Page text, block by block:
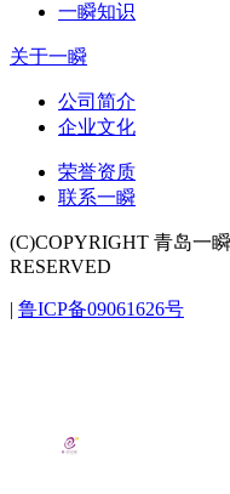
一瞬知识
关于一瞬
公司简介
企业文化
荣誉资质
联系一瞬
(C)COPYRIGHT 青岛一
RESERVED
| 鲁ICP备09061626号